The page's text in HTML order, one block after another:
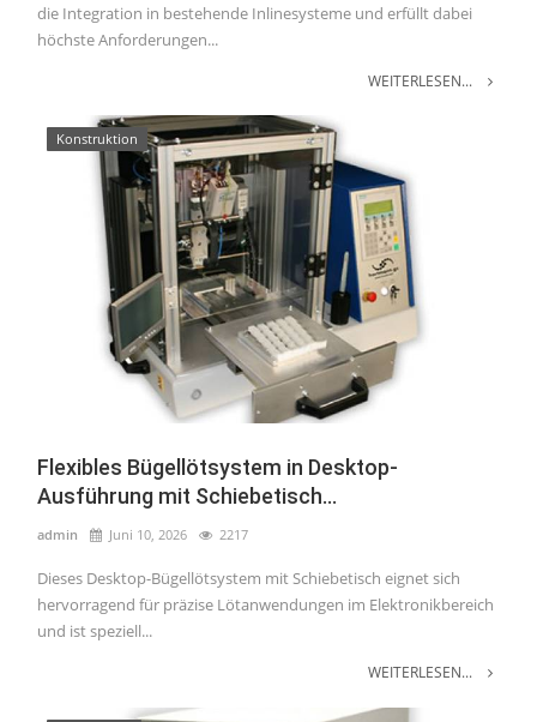
die Integration in bestehende Inlinesysteme und erfüllt dabei
höchste Anforderungen...
WEITERLESEN...
Konstruktion
Flexibles Bügellötsystem in Desktop-
Ausführung mit Schiebetisch...
admin Juni 10, 2026 2217
Dieses Desktop-Bügellötsystem mit Schiebetisch eignet sich
hervorragend für präzise Lötanwendungen im Elektronikbereich
und ist speziell...
WEITERLESEN...